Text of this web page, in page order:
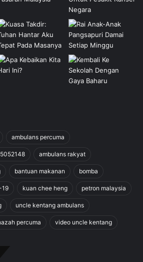
ambulans percuma
ambulans rakyat
bantuan makanan bomba
19 kuan chee heng petron malaysia
uncle kentang ambulans
percuma video uncle kentang